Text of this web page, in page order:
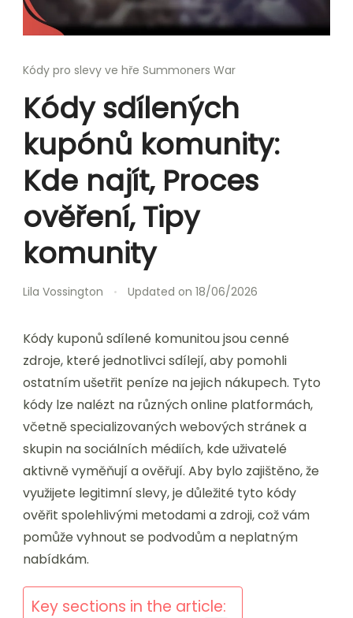
Kódy pro slevy ve hře Summoners War
Kódy sdílených
kupónů komunity:
Kde najít, Proces
ověření, Tipy
komunity
Lila Vossington Updated on 18/06/2026
Kódy kuponů sdílené komunitou jsou cenné
zdroje, které jednotlivci sdílejí, aby pomohli
ostatním ušetřit peníze na jejich nákupech. Tyto
kódy lze nalézt na různých online platformách,
včetně specializovaných webových stránek a
skupin na sociálních médiích, kde uživatelé
aktivně vyměňují a ověřují. Aby bylo zajištěno, že
využijete legitimní slevy, je důležité tyto kódy
ověřit spolehlivými metodami a zdroji, což vám
pomůže vyhnout se podvodům a neplatným
nabídkám.
Key sections in the article: